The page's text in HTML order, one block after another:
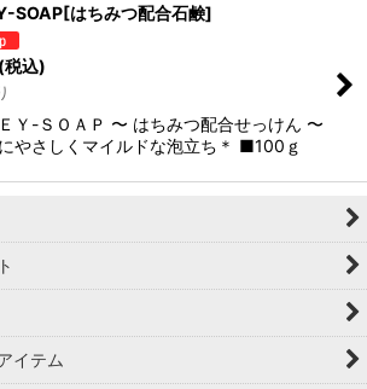
SOAP[はちみつ配合石鹸]
(税込)
Ｙ-ＳＯＡＰ 〜 はちみつ配合せっけん 〜
やさしくマイルドな泡立ち＊ ■100ｇ
イテム